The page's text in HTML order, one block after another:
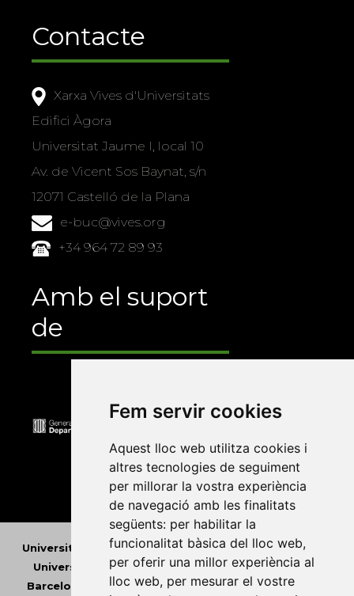
Fem servir cookies
Aquest lloc web utilitza cookies i
altres tecnologies de seguiment
per millorar la vostra experiència
de navegació amb les finalitats
següents: per habilitar la
funcionalitat bàsica del lloc web,
per oferir una millor experiència al
lloc web, per mesurar el vostre
Contacte
Xarxa Vives d'Universitats
Edifici Àgora
Universitat Jaume I, local 10
Av. de Vicent Sos Baynat, s/n
12071 Castelló de la Plana
e-buc@vives.org
+34 964 72 89 93
Amb el suport
de
Universitat Abat Oliba CEU•Universitat d'Alacant
Universitat d'Andorra •Universitat Autònoma de
Barcelona
Universitat de Barcelona•Universitat